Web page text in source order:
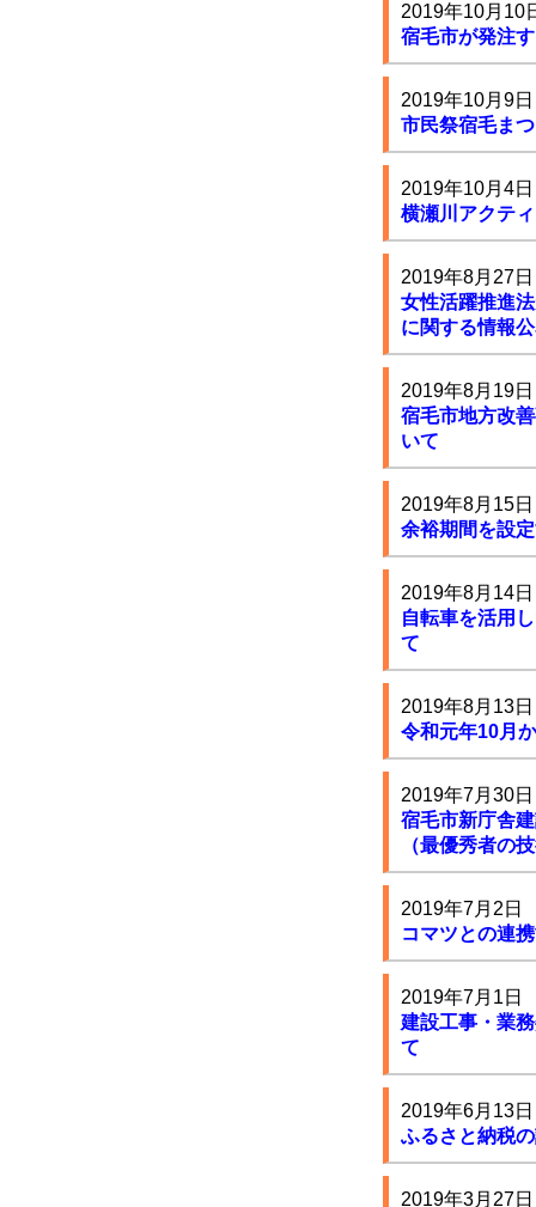
2019年10月10
宿毛市が発注
2019年10月9日
市民祭宿毛ま
2019年10月4日
横瀬川アクテ
2019年8月27日
女性活躍推進
に関する情報
2019年8月19日
宿毛市地方改
いて
2019年8月15日
余裕期間を設
2019年8月14日
自転車を活用
て
2019年8月13日
令和元年10月
2019年7月30日
宿毛市新庁舎
（最優秀者の
2019年7月2日
コマツとの連
2019年7月1日
建設工事・業
て
2019年6月13日
ふるさと納税
2019年3月27日